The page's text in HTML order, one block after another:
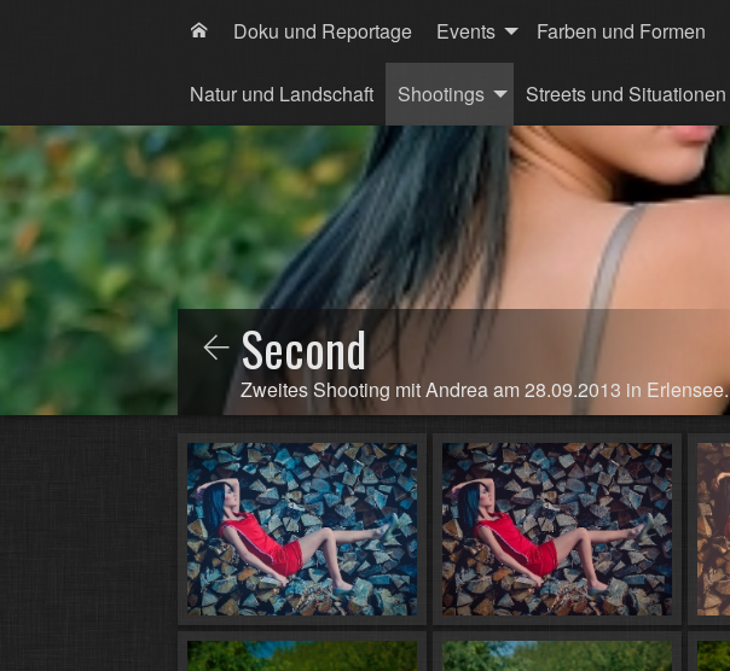
Doku und Reportage Events Farben und Formen
Natur und Landschaft Shootings Streets und Situationen
Second
Zweites Shooting mit Andrea am 28.09.2013 in Erlensee.